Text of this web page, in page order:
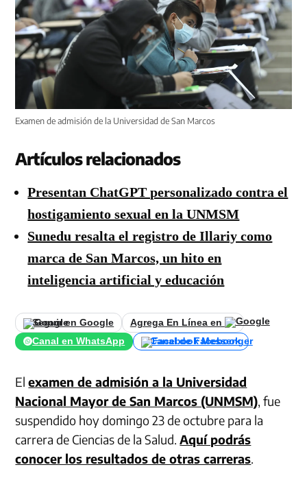
Examen de admisión de la Universidad de San Marcos
Artículos relacionados
Presentan ChatGPT personalizado contra el
hostigamiento sexual en la UNMSM
Sunedu resalta el registro de Illariy como
marca de San Marcos, un hito en
inteligencia artificial y educación
Seguir en Google
Agrega En Línea en
Canal en WhatsApp
Canal de Facebook
Elexamen de admisión a la Universidad
Nacional Mayor de San Marcos (UNMSM), fue
suspendido hoy domingo 23 de octubre para la
carrera de Ciencias de la Salud.Aquí podrás
conocer los resultados de otras carreras.